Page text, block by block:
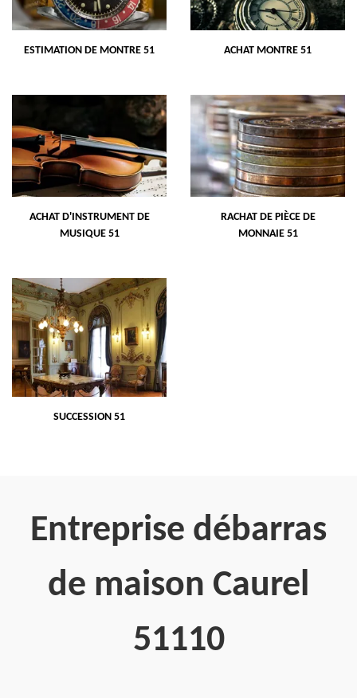
ESTIMATION DE MONTRE 51 ACHAT MONTRE 51
ACHAT D'INSTRUMENT DE
MUSIQUE 51
RACHAT DE PIÈCE DE
MONNAIE 51
SUCCESSION 51
Entreprise débarras
de maison Caurel
51110